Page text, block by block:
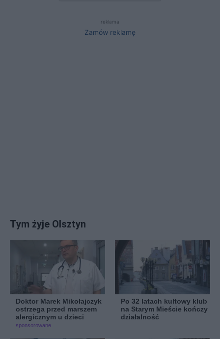
reklama
Zamów reklamę
Tym żyje Olsztyn
Doktor Marek Mikołajczyk
ostrzega przed marszem
alergicznym u dzieci
sponsorowane
Po 32 latach kultowy klub
na Starym Mieście kończy
działalność